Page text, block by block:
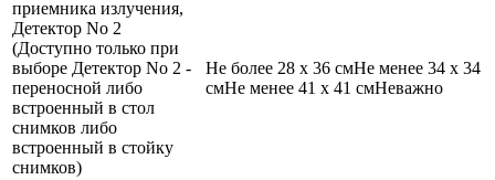
приемника излучения,
Детектор No 2
(Доступно только при
выборе Детектор No 2 -
переносной либо
встроенный в стол
снимков либо
встроенный в стойку
снимков)
Не более 28 х 36 смНе менее 34 х 34
смНе менее 41 х 41 смНеважно